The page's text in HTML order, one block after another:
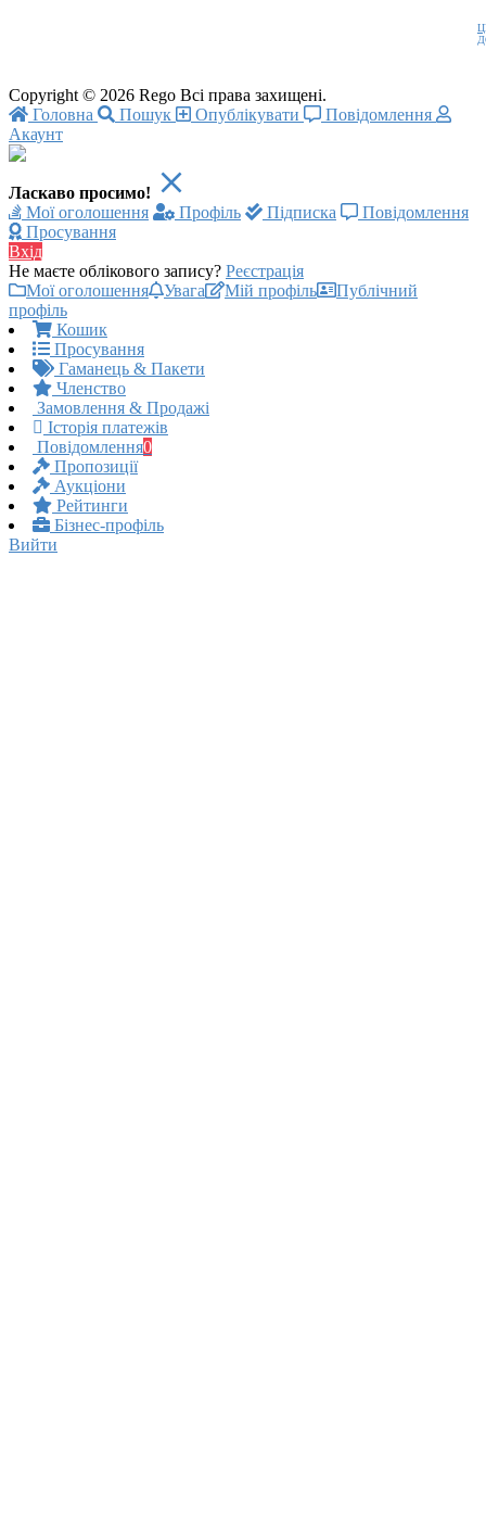
Copyright © 2026 Rego Всі права захищені.
Головна
Пошук Опублікувати
Повідомлення
Акаунт
Ласкаво просимо!
Мої оголошення
Профіль Підписка
Повідомлення
Просування
Вхід
Не маєте облікового запису? Реєстрація
Мої оголошення
Увага Мій профіль
Публічний
профіль
Кошик
Просування
Гаманець & Пакети
Членство
Замовлення & Продажі
Історія платежів
Повідомлення0
Пропозиції
Аукціони
Рейтинги
Бізнес-профіль
Вийти